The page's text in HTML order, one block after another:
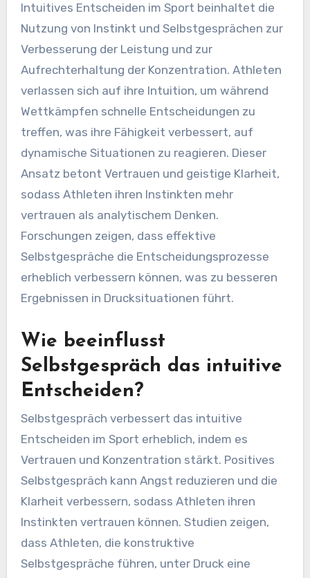
Intuitives Entscheiden im Sport beinhaltet die
Nutzung von Instinkt und Selbstgesprächen zur
Verbesserung der Leistung und zur
Aufrechterhaltung der Konzentration. Athleten
verlassen sich auf ihre Intuition, um während
Wettkämpfen schnelle Entscheidungen zu
treffen, was ihre Fähigkeit verbessert, auf
dynamische Situationen zu reagieren. Dieser
Ansatz betont Vertrauen und geistige Klarheit,
sodass Athleten ihren Instinkten mehr
vertrauen als analytischem Denken.
Forschungen zeigen, dass effektive
Selbstgespräche die Entscheidungsprozesse
erheblich verbessern können, was zu besseren
Ergebnissen in Drucksituationen führt.
Wie beeinflusst
Selbstgespräch das intuitive
Entscheiden?
Selbstgespräch verbessert das intuitive
Entscheiden im Sport erheblich, indem es
Vertrauen und Konzentration stärkt. Positives
Selbstgespräch kann Angst reduzieren und die
Klarheit verbessern, sodass Athleten ihren
Instinkten vertrauen können. Studien zeigen,
dass Athleten, die konstruktive
Selbstgespräche führen, unter Druck eine